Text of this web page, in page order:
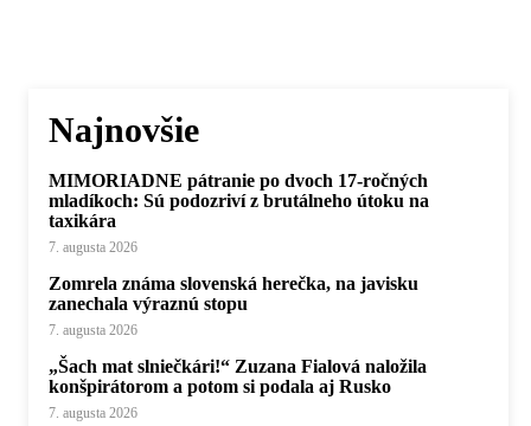
Najnovšie
MIMORIADNE pátranie po dvoch 17-ročných
mladíkoch: Sú podozriví z brutálneho útoku na
taxikára
7. augusta 2026
Zomrela známa slovenská herečka, na javisku
zanechala výraznú stopu
7. augusta 2026
„Šach mat slniečkári!“ Zuzana Fialová naložila
konšpirátorom a potom si podala aj Rusko
7. augusta 2026